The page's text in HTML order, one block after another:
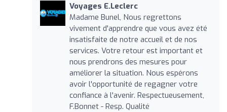
Voyages E.Leclerc
Madame Bunel, Nous regrettons
vivement d'apprendre que vous avez été
insatisfaite de notre accueil et de nos
services. Votre retour est important et
nous prendrons des mesures pour
améliorer la situation. Nous espérons
avoir l'opportunité de regagner votre
confiance à l'avenir. Respectueusement,
F.Bonnet - Resp. Qualité